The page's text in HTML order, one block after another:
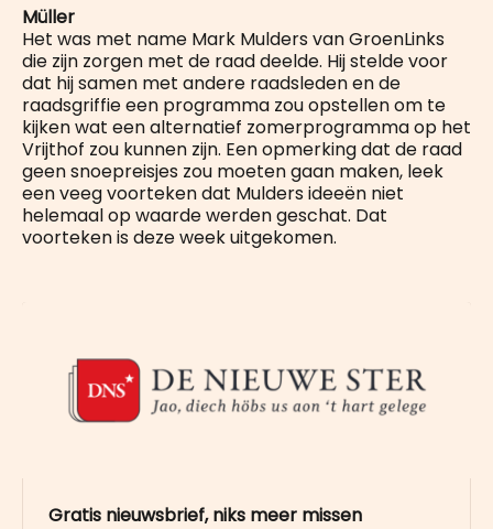
Müller
Het was met name Mark Mulders van GroenLinks
die zijn zorgen met de raad deelde. Hij stelde voor
dat hij samen met andere raadsleden en de
raadsgriffie een programma zou opstellen om te
kijken wat een alternatief zomerprogramma op het
Vrijthof zou kunnen zijn. Een opmerking dat de raad
geen snoepreisjes zou moeten gaan maken, leek
een veeg voorteken dat Mulders ideeën niet
helemaal op waarde werden geschat. Dat
voorteken is deze week uitgekomen.
Gratis nieuwsbrief, niks meer missen